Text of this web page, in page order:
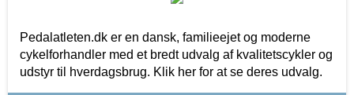
Pedalatleten.dk er en dansk, familieejet og moderne
cykelforhandler med et bredt udvalg af kvalitetscykler og
udstyr til hverdagsbrug. Klik her for at se deres udvalg.